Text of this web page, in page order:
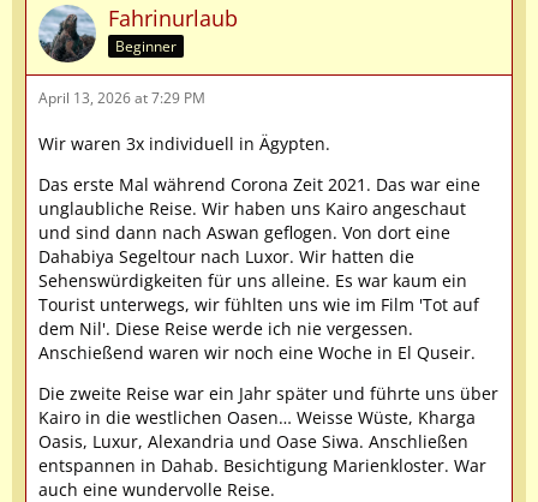
Fahrinurlaub
Beginner
April 13, 2026 at 7:29 PM
Wir waren 3x individuell in Ägypten.
Das erste Mal während Corona Zeit 2021. Das war eine
unglaubliche Reise. Wir haben uns Kairo angeschaut
und sind dann nach Aswan geflogen. Von dort eine
Dahabiya Segeltour nach Luxor. Wir hatten die
Sehenswürdigkeiten für uns alleine. Es war kaum ein
Tourist unterwegs, wir fühlten uns wie im Film 'Tot auf
dem Nil'. Diese Reise werde ich nie vergessen.
Anschießend waren wir noch eine Woche in El Quseir.
Die zweite Reise war ein Jahr später und führte uns über
Kairo in die westlichen Oasen… Weisse Wüste, Kharga
Oasis, Luxur, Alexandria und Oase Siwa. Anschließen
entspannen in Dahab. Besichtigung Marienkloster. War
auch eine wundervolle Reise.